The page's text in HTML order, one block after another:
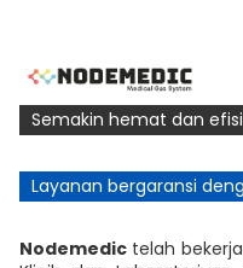
Semakin hemat dan
Layanan bergaransi
Nodemedic telah